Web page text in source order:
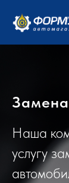
Наша
услугу